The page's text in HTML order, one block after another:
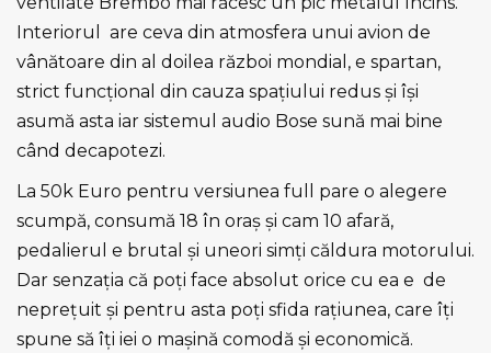
Interiorul are ceva din atmosfera unui avion de
vânătoare din al doilea război mondial, e spartan,
strict funcţional din cauza spaţiului redus şi îşi
asumă asta iar sistemul audio Bose sună mai bine
când decapotezi.
La 50k Euro pentru versiunea full pare o alegere
scumpă, consumă 18 în oraş şi cam 10 afară,
pedalierul e brutal şi uneori simţi căldura motorului.
Dar senzaţia că poţi face absolut orice cu ea e de
nepreţuit şi pentru asta poţi sfida raţiunea, care îţi
spune să îţi iei o maşină comodă şi economică.